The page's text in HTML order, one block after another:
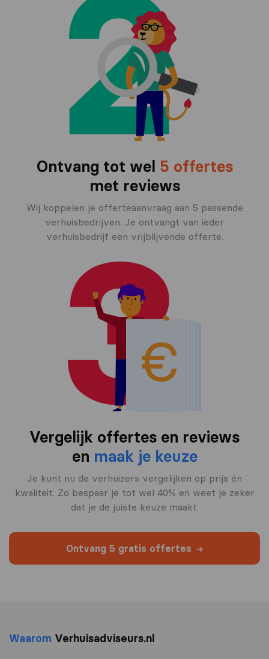
Ontvang tot wel 5 offertes
met reviews
Wij koppelen je offerteaanvraag aan 5 passende
verhuisbedrijven. Je ontvangt van ieder
verhuisbedrijf een vrijblijvende offerte.
Vergelijk offertes en reviews
en maak je keuze
Je kunt nu de verhuizers vergelijken op prijs én
kwaliteit. Zo bespaar je tot wel 40% en weet je zeker
dat je de juiste keuze maakt.
Ontvang 5 gratis offertes
Waarom Verhuisadviseurs.nl